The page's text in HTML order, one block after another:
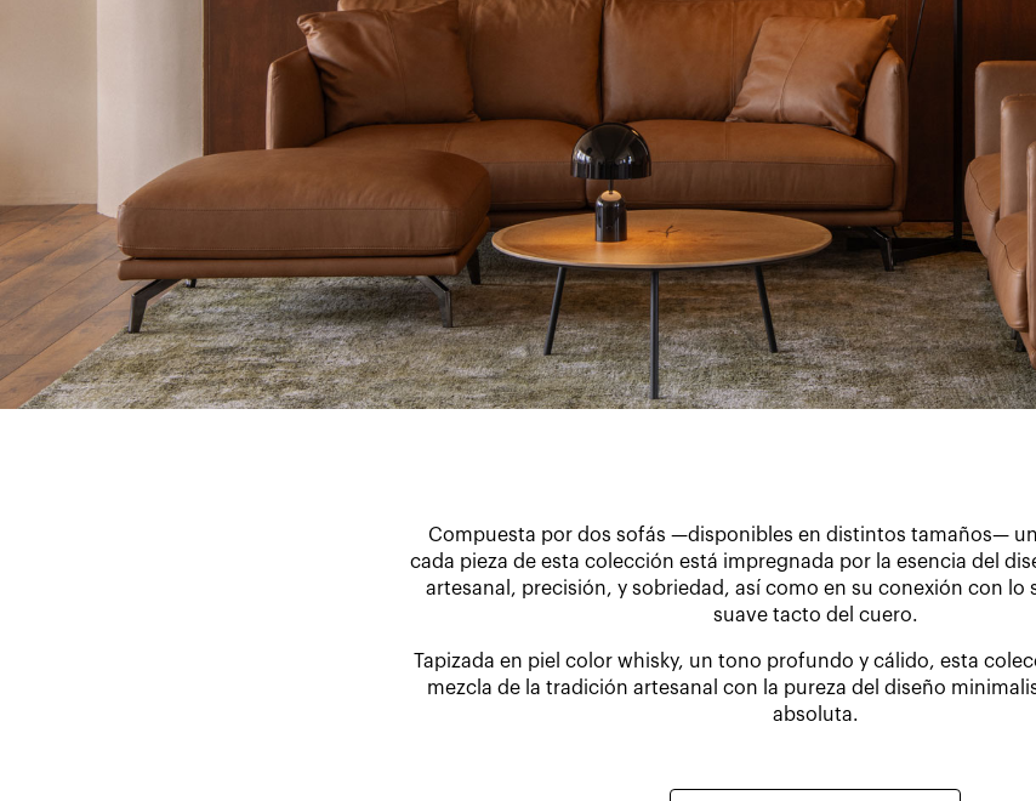
Compuesta por dos sofás —disponibles en distintos tamaños—
cada pieza de esta colección está impregnada por la esencia del
artesanal, precisión, y sobriedad, así como en su conexión con lo
suave tacto del cuero.
Tapizada en piel color whisky, un tono profundo y cálido, esta
mezcla de la tradición artesanal con la pureza del diseño
absoluta.